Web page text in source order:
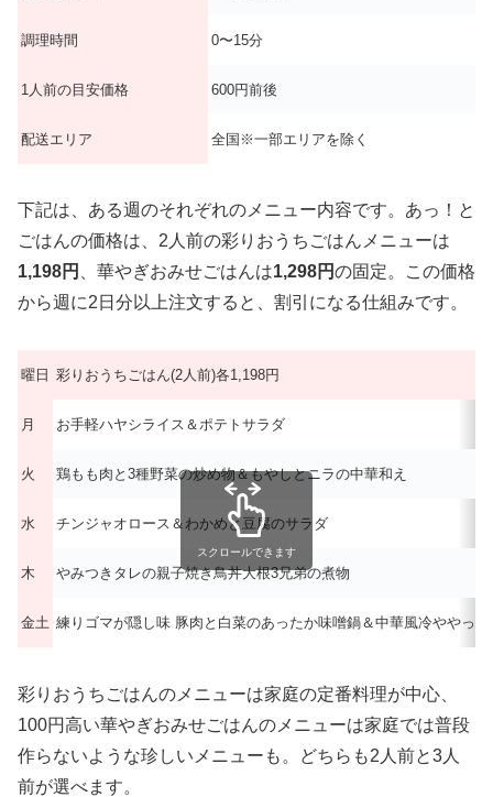
調理時間 0〜15分
1人前の目安価格 600円前後
配送エリア 全国※一部エリアを除く
下記は、ある週のそれぞれのメニュー内容です。あっ！と
ごはんの価格は、2人前の彩りおうちごはんメニューは
1,198円
、華やぎおみせごはんは1,298円の固定。この価格
から週に2日分以上注文すると、割引になる仕組みです。
曜日 彩りおうちごはん(2人前)各1,198円
月 お手軽ハヤシライス＆ポテトサラダ
火 鶏もも肉と3種野菜の炒め物＆もやしとニラの中華和え
水 チンジャオロース＆わかめと豆腐のサラダ
木 やみつきタレの親子焼き鳥丼大根3兄弟の煮物
金土 練りゴマが隠し味 豚肉と白菜のあったか味噌鍋＆中華風冷ややっこ
スクロールできます
彩りおうちごはんのメニューは家庭の定番料理が中心、
100円高い華やぎおみせごはんのメニューは家庭では普段
作らないような珍しいメニューも。どちらも2人前と3人
前が選べます。